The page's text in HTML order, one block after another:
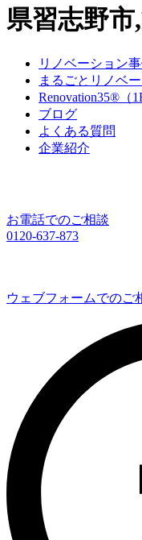
県習志野市
リノベーション
まるごとリノベ
Renovation35®（
ブログ
よくある質問
企業紹介
お電話でのご相談
0120-637-873
ウェブフォームでのご